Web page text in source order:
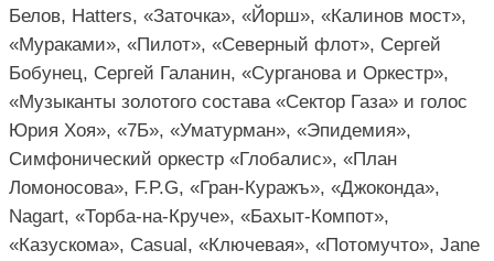
Белов, Hatters, «Заточка», «Йорш», «Калинов мост»,
«Мураками», «Пилот», «Северный флот», Сергей
Бобунец, Сергей Галанин, «Сурганова и Оркестр»,
«Музыканты золотого состава «Сектор Газа» и голос
Юрия Хоя», «7Б», «Уматурман», «Эпидемия»,
Симфонический оркестр «Глобалис», «План
Ломоносова», F.P.G, «Гран-Куражъ», «Джоконда»,
Nagart, «Торба-на-Круче», «Бахыт-Компот»,
«Казускома», Casual, «Ключевая», «Потомучто», Jane